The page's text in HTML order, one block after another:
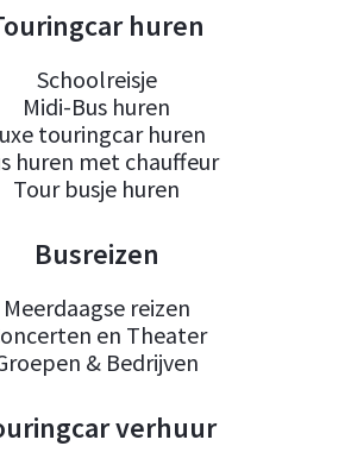
huren
Schoolreisje
Midi-Bus huren
touringcar huren
huren met chauffeur
Tour busje huren
Busreizen
Meerdaagse reizen
en Theater
& Bedrijven
verhuur